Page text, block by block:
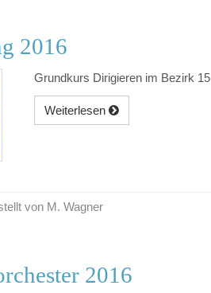
2016
Grundkurs Dirigieren im Bezirk 15
Weiterlesen
von M. Wagner
2016